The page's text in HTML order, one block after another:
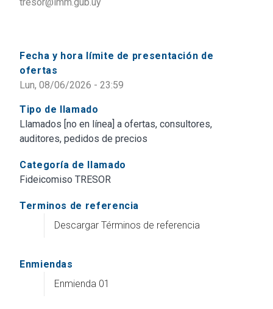
Fecha y hora límite de presentación de
ofertas
Lun, 08/06/2026 - 23:59
Tipo de llamado
Llamados [no en línea] a ofertas, consultores,
auditores, pedidos de precios
Categoría de llamado
Fideicomiso TRESOR
Terminos de referencia
Descargar Términos de referencia
Enmiendas
Enmienda 01